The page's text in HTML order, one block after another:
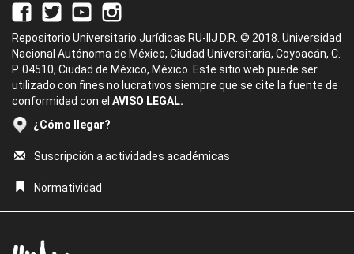
Repositorio Universitario Jurídicas RU-IIJ D.R. © 2018. Universidad
Nacional Autónoma de México, Ciudad Universitaria, Coyoacán, C.
P. 04510, Ciudad de México, México. Este sitio web puede ser
utilizado con fines no lucrativos siempre que se cite la fuente de
conformidad con el AVISO LEGAL.
¿Cómo llegar?
Suscripción a actividades académicas
Normatividad